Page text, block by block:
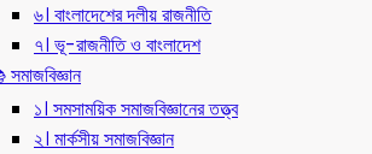
৬। বাংলাদেশের দলীয় রাজনীতি
৭। ভূ-রাজনীতি ও বাংলাদেশ
১। সমসাময়িক সমাজবিজ্ঞানের তত্ত্ব
২। মার্কসীয় সমাজবিজ্ঞান